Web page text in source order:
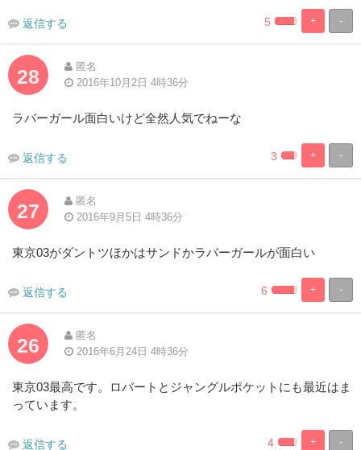
-
+
5
返信する
28
匿名
2016年10月2日 4時36分
ラバーガール面白いけど全然人気でねーな
-
+
3
返信する
27
匿名
2016年9月5日 4時36分
東京03がダントツほかはサンドかラバーガールが面白い
-
+
6
返信する
26
匿名
2016年6月24日 4時36分
東京03最高です。ロバートとジャングルポケットにも最近はま
っています。
-
+
4
返信する